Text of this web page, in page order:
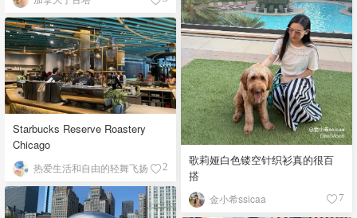
歌莉娅白色镂空针织衫真的很百
搭
金小希ssicaa 7
Starbucks Reserve Roastery
Chicago
热爱生活和自由的轻舞飞扬 2